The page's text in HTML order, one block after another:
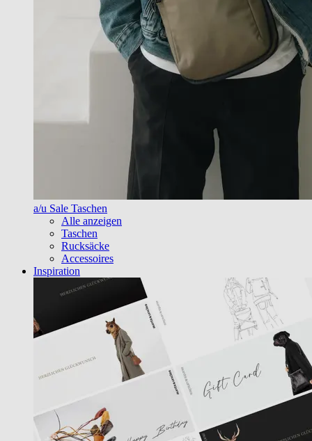
a/u Sale Taschen
Alle anzeigen
Taschen
Rucksäcke
Accessoires
Inspiration